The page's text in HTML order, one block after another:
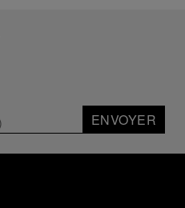
ENVOYER